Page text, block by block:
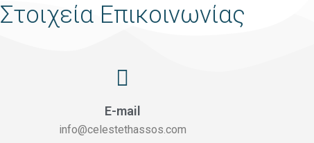
Στοιχεία Επικοινωνίας
E-mail
info@celestethassos.com